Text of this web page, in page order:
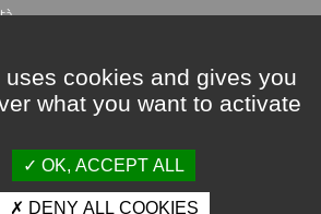
uses cookies and gives you
what you want to activate
OK, ACCEPT ALL
DENY ALL COOKIES